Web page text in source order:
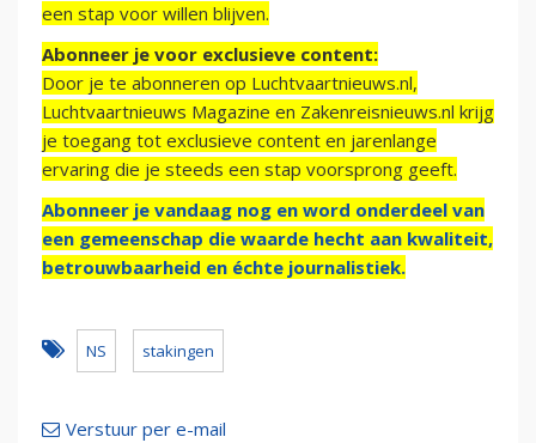
een stap voor willen blijven.
Abonneer je voor exclusieve content:
Door je te abonneren op Luchtvaartnieuws.nl,
Luchtvaartnieuws Magazine en Zakenreisnieuws.nl krijg
je toegang tot exclusieve content en jarenlange
ervaring die je steeds een stap voorsprong geeft.
Abonneer je vandaag nog en word onderdeel van
een gemeenschap die waarde hecht aan kwaliteit,
betrouwbaarheid en échte journalistiek.
NS stakingen
Verstuur per e-mail